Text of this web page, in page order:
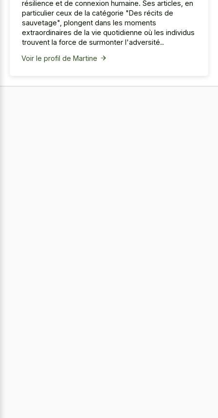
résilience et de connexion humaine. Ses articles, en
particulier ceux de la catégorie "Des récits de
sauvetage", plongent dans les moments
extraordinaires de la vie quotidienne où les individus
trouvent la force de surmonter l'adversité..
Voir le profil de Martine